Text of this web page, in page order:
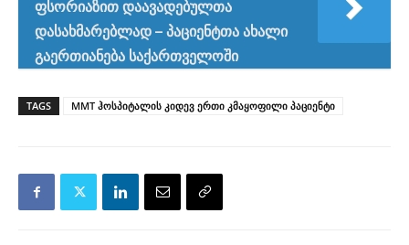
ფსორიაზით დაავადებულთა
დასახმარებლად – პაციენტთა ახალი
გაერთიანება საქართველოში
TAGS MMT ჰოსპიტალის კიდევ ერთი კმაყოფილი პაციენტი